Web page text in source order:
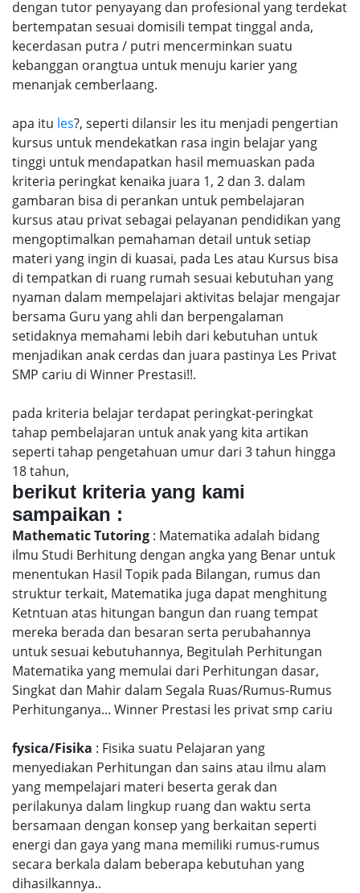
dengan tutor penyayang dan profesional yang terdekat
bertempatan sesuai domisili tempat tinggal anda,
kecerdasan putra / putri mencerminkan suatu
kebanggan orangtua untuk menuju karier yang
menanjak cemberlaang.
apa itu les?, seperti dilansir les itu menjadi pengertian
kursus untuk mendekatkan rasa ingin belajar yang
tinggi untuk mendapatkan hasil memuaskan pada
kriteria peringkat kenaika juara 1, 2 dan 3. dalam
gambaran bisa di perankan untuk pembelajaran
kursus atau privat sebagai pelayanan pendidikan yang
mengoptimalkan pemahaman detail untuk setiap
materi yang ingin di kuasai, pada Les atau Kursus bisa
di tempatkan di ruang rumah sesuai kebutuhan yang
nyaman dalam mempelajari aktivitas belajar mengajar
bersama Guru yang ahli dan berpengalaman
setidaknya memahami lebih dari kebutuhan untuk
menjadikan anak cerdas dan juara pastinya Les Privat
SMP cariu di Winner Prestasi!!.
pada kriteria belajar terdapat peringkat-peringkat
tahap pembelajaran untuk anak yang kita artikan
seperti tahap pengetahuan umur dari 3 tahun hingga
18 tahun,
berikut kriteria yang kami
sampaikan :
Mathematic Tutoring : Matematika adalah bidang
ilmu Studi Berhitung dengan angka yang Benar untuk
menentukan Hasil Topik pada Bilangan, rumus dan
struktur terkait, Matematika juga dapat menghitung
Ketntuan atas hitungan bangun dan ruang tempat
mereka berada dan besaran serta perubahannya
untuk sesuai kebutuhannya, Begitulah Perhitungan
Matematika yang memulai dari Perhitungan dasar,
Singkat dan Mahir dalam Segala Ruas/Rumus-Rumus
Perhitunganya... Winner Prestasi les privat smp cariu
fysica/Fisika : Fisika suatu Pelajaran yang
menyediakan Perhitungan dan sains atau ilmu alam
yang mempelajari materi beserta gerak dan
perilakunya dalam lingkup ruang dan waktu serta
bersamaan dengan konsep yang berkaitan seperti
energi dan gaya yang mana memiliki rumus-rumus
secara berkala dalam beberapa kebutuhan yang
dihasilkannya..